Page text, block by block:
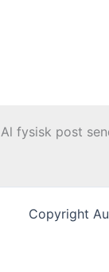
Al fysisk post
Copyright